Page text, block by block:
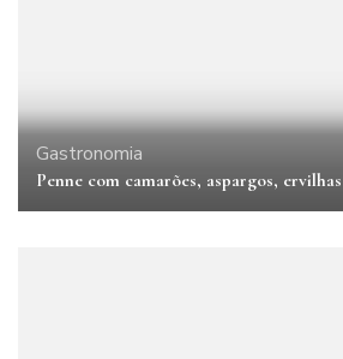
Gastronomia
Penne com camarões, aspargos,